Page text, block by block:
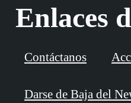
Enlaces
Contáctanos
Darse de Baja del